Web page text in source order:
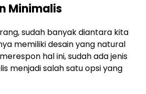
Minimalis
sudah banyak diantara kita
memiliki desain yang natural
hal ini, sudah ada jenis
menjadi salah satu opsi yang